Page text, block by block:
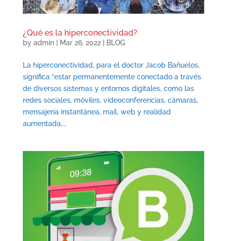
¿Qué es la hiperconectividad?
by admin| Mar 26, 2022| BLOG
La hiperconectividad, para el doctor Jacob Bañuelos,
significa “estar permanentemente conectado a través
de diversos sistemas y entornos digitales, como las
redes sociales, móviles, videoconferencias, cámaras,
mensajería instantánea, mail, web y realidad
aumentada,...